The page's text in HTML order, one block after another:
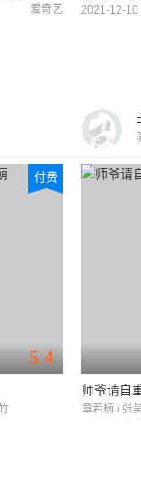
爱奇艺 2021-12-10
5.4
付费
师爷请自
章若楠 / 张